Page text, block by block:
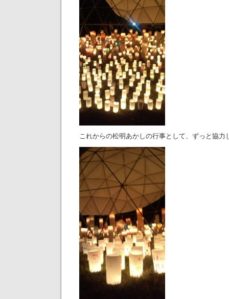
これからの松明あかしの行事として、ずっと協力